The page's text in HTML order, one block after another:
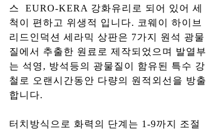
스 EURO-KERA 강화유리로 되어 있어 세
척이 편하고 위생적 입니다. 코웨이 하이브
리드인덕션 세라믹 상판은 7가지 원석 광물
질에서 추출한 원료로 제작되었으며 발열부
는 석영, 방석등의 광물질이 함유된 특수 강
철로 오랜시간동안 다량의 원적외선을 방출
합니다.
터치방식으로 화력의 단계는 1-9까지 조절